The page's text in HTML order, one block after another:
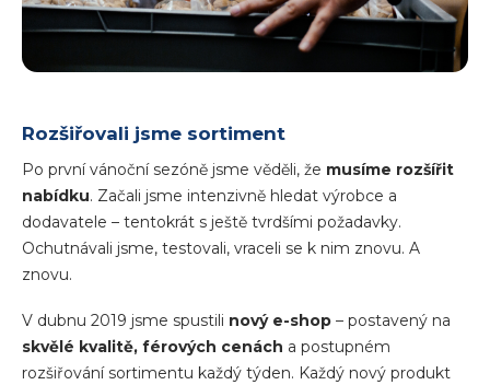
Rozšiřovali jsme sortiment
Po první vánoční sezóně jsme věděli, že musíme rozšířit
nabídku. Začali jsme intenzivně hledat výrobce a
dodavatele – tentokrát s ještě tvrdšími požadavky.
Ochutnávali jsme, testovali, vraceli se k nim znovu. A
znovu.
V dubnu 2019 jsme spustili nový e-shop – postavený na
skvělé kvalitě, férových cenách a postupném
rozšiřování sortimentu každý týden. Každý nový produkt